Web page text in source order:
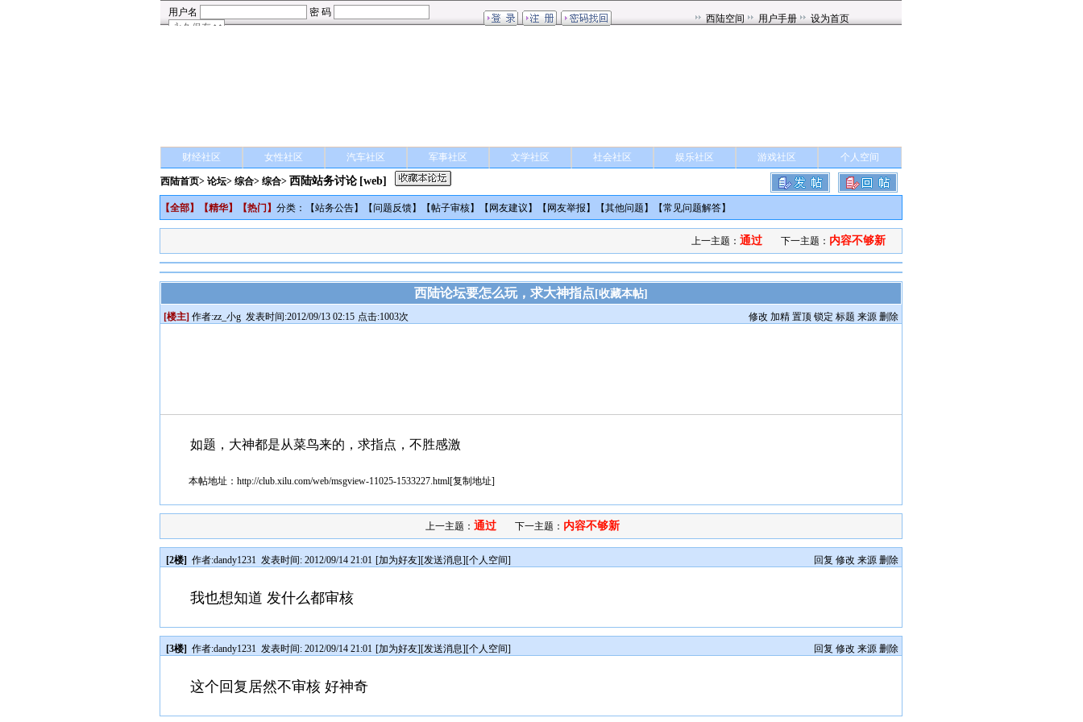
财经社区 女性社区 汽车社区 军事社区 文学社区 社会社区 娱乐社区 游戏社区 个人空间
西陆首页> 论坛> 综合> 综合> 西陆站务讨论 [web]
【全部】【精华】【热门 】 分类：【站务公告】【问题反馈】【帖子审核】【 网友建议 】【 网友举报 】【其他问题 】【常见问题解答】
上一主题： 通过 下一主题： 内容不够新
西陆论坛要怎么玩，求大神指点 [收藏本帖]
[楼主] 作者:zz_小g 发表时间:2012/09/13 02:15 修改 加精 置顶 锁定 标题 来源 删除
点击:1003次
如题，大神都是从菜鸟来的，求指点，不胜感激
本帖地址： http://club.xilu.com/web/msgview-11025-1533227.html[复制地址]
上一主题：通过 下一主题： 内容不够新
[2楼] 作者:dandy1231 发表时间: 2012/09/14 21:01 [加为好友][发送消息][个人空间] 回复 修改 来源 删除
我也想知道 发什么都审核
[3楼] 作者:dandy1231 发表时间: 2012/09/14 21:01 [加为好友][发送消息][个人空间] 回复 修改 来源 删除
这个回复居然不审核 好神奇